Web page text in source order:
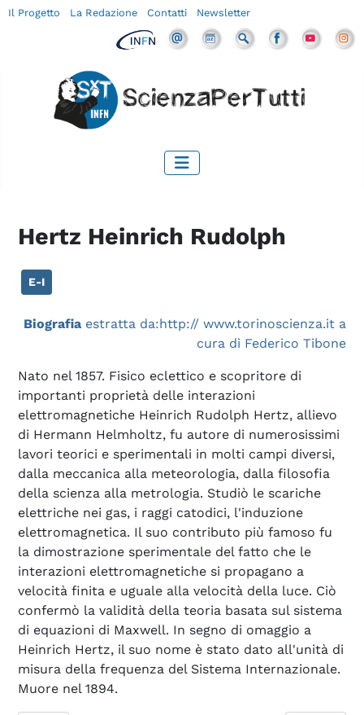
Il Progetto La Redazione Contatti Newsletter
Hertz Heinrich Rudolph
E-I
Biografia estratta da:http:// www.torinoscienza.it a
cura di Federico Tibone
Nato nel 1857. Fisico eclettico e scopritore di
importanti proprietà delle interazioni
elettromagnetiche Heinrich Rudolph Hertz, allievo
di Hermann Helmholtz, fu autore di numerosissimi
lavori teorici e sperimentali in molti campi diversi,
dalla meccanica alla meteorologia, dalla filosofia
della scienza alla metrologia. Studiò le scariche
elettriche nei gas, i raggi catodici, l'induzione
elettromagnetica. Il suo contributo più famoso fu
la dimostrazione sperimentale del fatto che le
interazioni elettromagnetiche si propagano a
velocità finita e uguale alla velocità della luce. Ciò
confermò la validità della teoria basata sul sistema
di equazioni di Maxwell. In segno di omaggio a
Heinrich Hertz, il suo nome è stato dato all'unità di
misura della frequenza del Sistema Internazionale.
Muore nel 1894.